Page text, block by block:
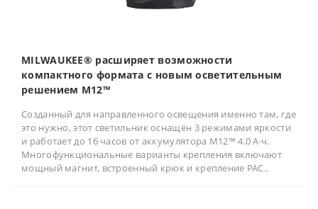
MILWAUKEE® расширяет возможности
компактного формата с новым осветительным
решением M12™
Созданный для направленного освещения именно там, где
это нужно, этот светильник оснащён 3 режимами яркости
и работает до 16 часов от аккумулятора M12™ 4.0 А·ч.
Многофункциональные варианты крепления включают
мощный магнит, встроенный крюк и крепление PAC..